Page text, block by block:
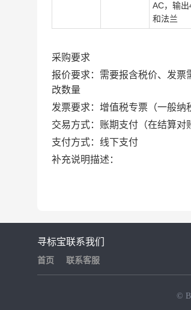
AC，输
和法兰
采购要求
报价要求：需要报含税价、发票
改数量
发票要求：增值税专票（一般纳
交易方式：账期支付（在结算对
支付方式：线下支付
补充说明描述：
寻标宝
首页
联系我们
联系客服
©